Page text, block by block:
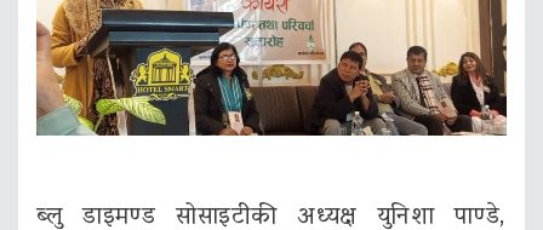
ब्लु डाइमण्ड सोसाइटीकी अध्यक्ष युनिशा पाण्डे,